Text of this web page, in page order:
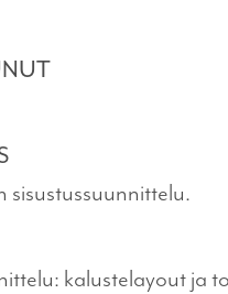
sisustussuunnittelu.
kalustelayout ja